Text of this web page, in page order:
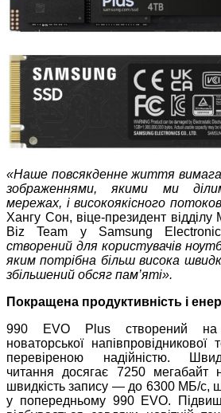
«Наше повсякденне життя
зображеннями, якими ми
мережах, і високоякісного
Хангу Сон, віце-президент
Biz Team у Samsung
створений для користувачів
яким потрібна більш висока
збільшений обсяг пам’яті».
Покращена продуктивність і
990 EVO Plus створений на
новаторської напівпровідникової
перевіреною надійністю.
читання досягає 7250
швидкість запису — до 6300 МБ/с,
у попередньому 990 EVO.